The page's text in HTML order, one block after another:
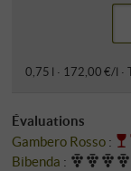
0,75 l · 172,00 €/l ·
Évaluations
Gambero Rosso :
Bibenda :